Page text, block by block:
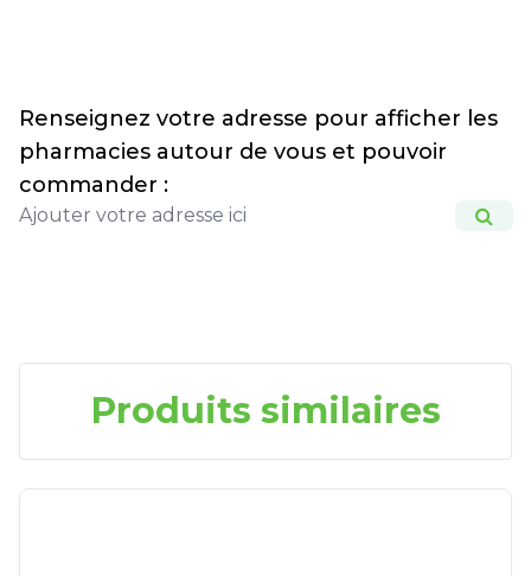
Renseignez votre adresse pour afficher les
pharmacies autour de vous et pouvoir
commander :
Produits similaires